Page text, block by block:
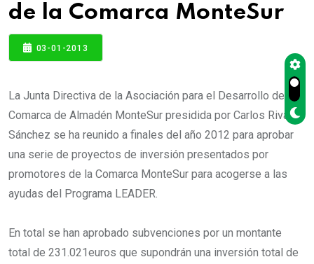
de la Comarca MonteSur
03-01-2013
La Junta Directiva de la Asociación para el Desarrollo de la
Comarca de Almadén MonteSur presidida por Carlos Rivas
Sánchez se ha reunido a finales del año 2012 para aprobar
una serie de proyectos de inversión presentados por
promotores de la Comarca MonteSur para acogerse a las
ayudas del Programa LEADER.
En total se han aprobado subvenciones por un montante
total de 231.021euros que supondrán una inversión total de